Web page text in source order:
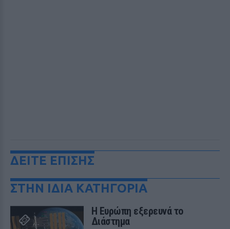
ΔΕΙΤΕ ΕΠΙΣΗΣ
ΣΤΗΝ ΙΔΙΑ ΚΑΤΗΓΟΡΙΑ
Η Ευρώπη εξερευνά το
Διάστημα